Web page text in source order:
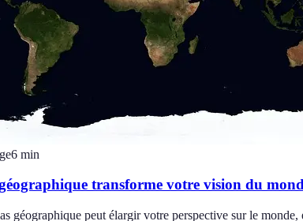
6 min
transforme votre vision du
géographique peut élargir votre perspective sur le